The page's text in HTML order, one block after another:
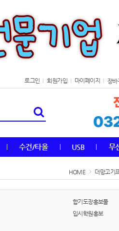
로그인 회원가입 마이페이지 장바
수건/타올 USB 무
HOME 더망고기
합기도장홍보물
입시학원홍보